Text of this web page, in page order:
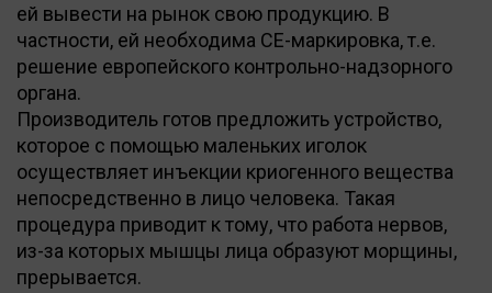
ей вывести на рынок свою продукцию. В
частности, ей необходима CE-маркировка, т.е.
решение европейского контрольно-надзорного
органа.
Производитель готов предложить устройство,
которое с помощью маленьких иголок
осуществляет инъекции криогенного вещества
непосредственно в лицо человека. Такая
процедура приводит к тому, что работа нервов,
из-за которых мышцы лица образуют морщины,
прерывается.